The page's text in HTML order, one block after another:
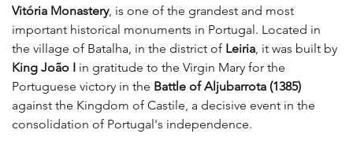
Vitória Monastery, is one of the grandest and most
important historical monuments in Portugal. Located in
the village of Batalha, in the district of Leiria, it was built by
King João I in gratitude to the Virgin Mary for the
Portuguese victory in the Battle of Aljubarrota (1385)
against the Kingdom of Castile, a decisive event in the
consolidation of Portugal's independence.